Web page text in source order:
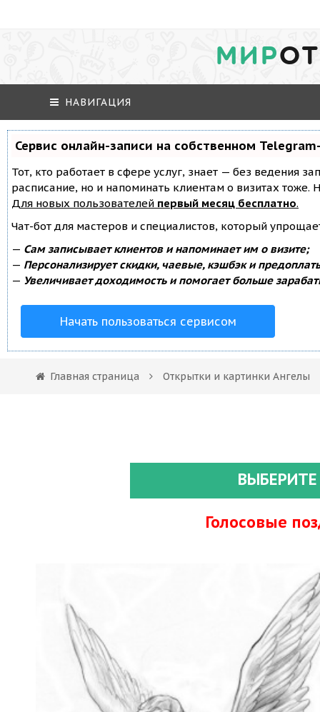
МИР
НАВИГАЦИЯ
Сервис онлайн-записи на собственном
Тот, кто работает в сфере услуг, знает — без ведения
расписание, но и напоминать клиентам о визитах
Для новых пользователей первый месяц бесплатно.
Чат-бот для мастеров и специалистов, который
— Сам записывает клиентов и напоминает им о визите;
— Персонализирует скидки, чаевые, кэшбэк и
— Увеличивает доходимость и помогает больше
Начать пользоваться сервисом
Главная страница Открытки и картинки Ангелы
Голосовые